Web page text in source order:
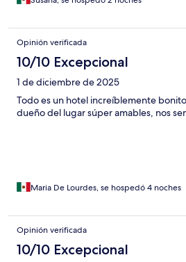
Opinión verificada
10/10 Excepcional
1 de diciembre de 2025
Todo es un hotel increíblemente
dueño del lugar súper amables, nos
Maria De Lourdes, se hospedó 4 noches
Opinión verificada
10/10 Excepcional